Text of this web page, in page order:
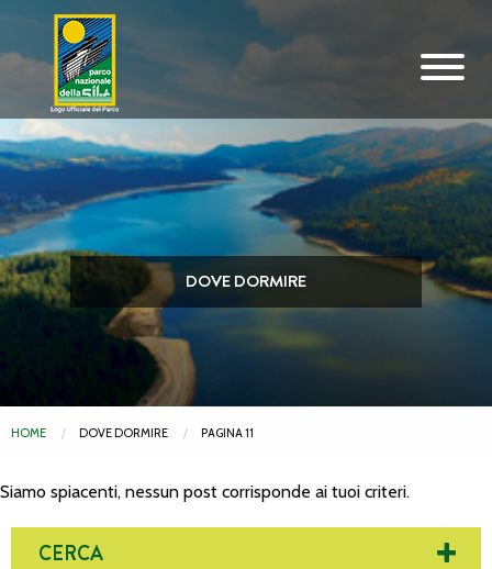
Vai al contenuto principale
DOVE DORMIRE
HOME DOVE DORMIRE PAGINA 11
Siamo spiacenti, nessun post corrisponde ai tuoi criteri.
CERCA